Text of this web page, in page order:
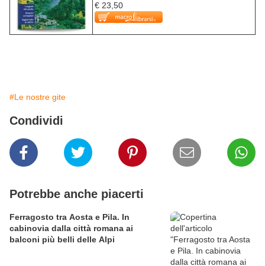
€ 23,50
#Le nostre gite
Condividi
Potrebbe anche piacerti
Ferragosto tra Aosta e Pila. In
cabinovia dalla città romana ai
balconi più belli delle Alpi